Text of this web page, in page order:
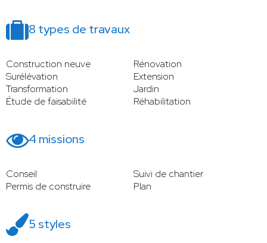
8 types de travaux
Construction neuve
Rénovation
Surélévation
Extension
Transformation
Jardin
Étude de faisabilité
Réhabilitation
4 missions
Conseil
Suivi de chantier
Permis de construire
Plan
5 styles